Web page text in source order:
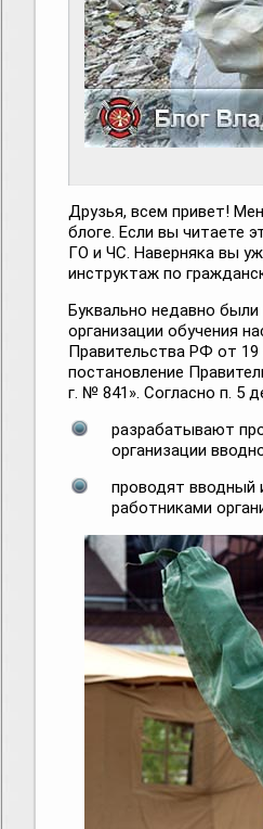
Друзья, всем привет!
блоге. Если вы читаете
ГО и ЧС. Наверняка вы
инструктаж по
Буквально недавно
организации обучения
Правительства РФ от 19
постановление
г. № 841». Согласно п. 5
разрабатывают
организации
проводят вводный
работниками